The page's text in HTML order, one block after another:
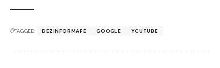
TAGGED: DEZINFORMARE GOOGLE YOUTUBE